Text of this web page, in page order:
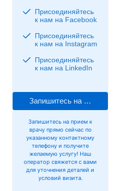
Присоединяйтесь
к нам на Facebook
Присоединяйтесь
к нам на Instagram
Присоединяйтесь
к нам на LinkedIn
Запишитесь на прием к врачу
Запишитесь на прием к
врачу прямо сейчас по
указанному контактному
телефону и получите
желаемую услугу! Наш
оператор свяжется с вами
для уточнения деталей и
условий визита.